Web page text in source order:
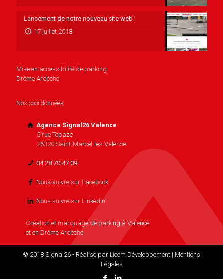
Lancement de notre nouveau site web !
17 juillet 2018
Mise en accessibilité de parking
Drôme Ardéche
Nos coordonnées
Agence Signal26 Valence
5 rue Topaze
26320 Saint-Marcel-les-Valence
04 28 70 47 09
Nous suivre sur Facebook
Nous suivre sur Linkedin
Création et marquage de parking à Valence
et en Drôme Ardèche
© 2018 Signal26 - Réalisé par Licom Développement | Mentions
Légales